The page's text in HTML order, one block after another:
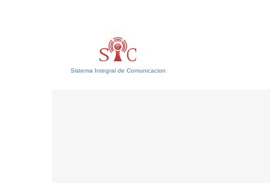
Sistema Integral de Comunicacion